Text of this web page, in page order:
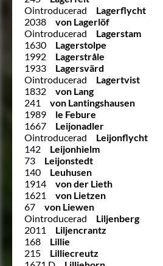
Ointroducerad
Lagerflycht
2038
von Lagerlöf
Ointroducerad
Lagerstam
1630
Lagerstolpe
1992
Lagerstråle
1933
Lagersvärd
Ointroducerad
Lagertvist
1832
von Lang
241
von Lantingshausen
1989
le Febure
1667
Leijonadler
Ointroducerad
Leijonflycht
142
Leijonhielm
73
Leijonstedt
140
Leuhusen
1914
von der Lieth
1621
von Lietzen
67
von Liewen
Ointroducerad
Liljenberg
2011
Liljencrantz
168
Lillie
215
Lilliecreutz